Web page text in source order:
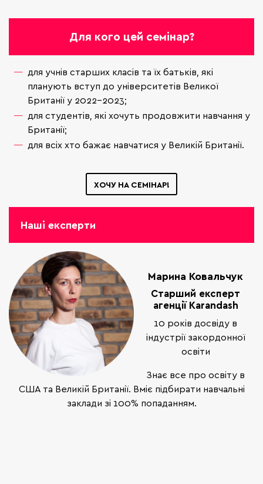
Для кого цей семінар?
для учнів старших класів та їх батьків, які
планують вступ до університетів Великої
Британії у 2022-2023;
для студентів, які хочуть продовжити навчання у
Британії;
для всіх хто бажає навчатися у Великій Британії.
ХОЧУ НА СЕМІНАР!
Наші експерти
Марина Ковальчук
Старший експерт
агенції Karandash
10 років досвіду в
індустрії закордонної
освіти
Знає все про освіту в
США та Великій Британії. Вміє підбирати навчальні
заклади зі 100% попаданням.